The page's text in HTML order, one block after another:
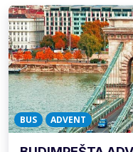
BUS ADVENT